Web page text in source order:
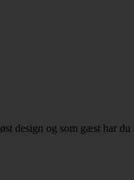
design og som gæst har